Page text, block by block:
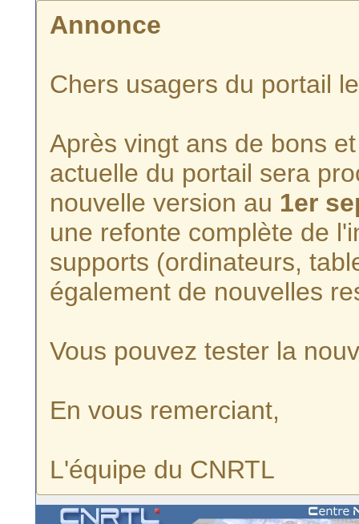
Annonce
Chers usagers du portail
Après vingt ans de bons
actuelle du portail sera
nouvelle version au 1er
une refonte complète de
supports (ordinateurs,
également de nouvelles
Vous pouvez tester la
En vous remerciant,
L'équipe du CNRTL